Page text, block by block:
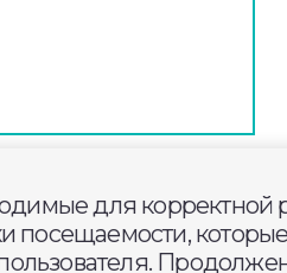
для корректной
посещаемости,